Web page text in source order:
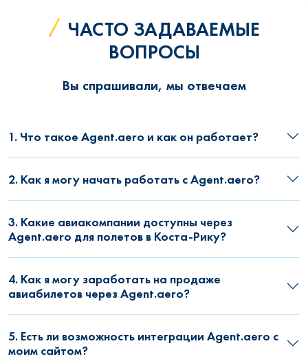
ЧАСТО ЗАДАВАЕМЫЕ
ВОПРОСЫ
Вы спрашивали, мы отвечаем
1. Что такое Agent.aero и как он работает?
2. Как я могу начать работать с Agent.aero?
3. Какие авиакомпании доступны через
Agent.aero для полетов в Коста-Рику?
4. Как я могу заработать на продаже
авиабилетов через Agent.aero?
5. Есть ли возможность интеграции Agent.aero с
моим сайтом?